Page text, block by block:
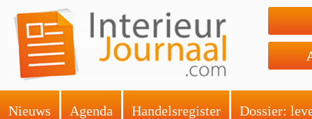
Nieuws Agenda Handelsregister Dossier: